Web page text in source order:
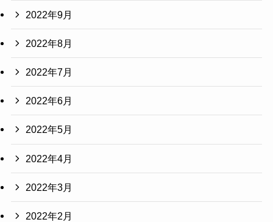
2022年9月
2022年8月
2022年7月
2022年6月
2022年5月
2022年4月
2022年3月
2022年2月